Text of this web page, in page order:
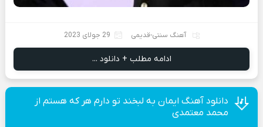
آهنگ سنتی-قدیمی 29 جولای 2023
ادامه مطلب + دانلود ...
دانلود آهنگ ایمان به لبخند تو دارم هر که هستم از
محمد معتمدی